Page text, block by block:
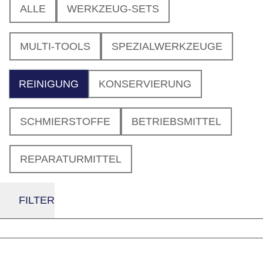
ALLE WERKZEUG-SETS
MULTI-TOOLS SPEZIALWERKZEUGE
REINIGUNG KONSERVIERUNG
SCHMIERSTOFFE BETRIEBSMITTEL
REPARATURMITTEL
FILTER